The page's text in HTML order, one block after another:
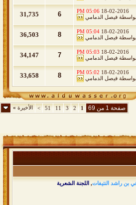
18-02-2016
05:06 PM
بواسطة فيصل الدمامي 6
31,735
18-02-2016
05:04 PM
بواسطة فيصل الدمامي 8
36,503
18-02-2016
05:03 PM
بواسطة فيصل الدمامي 7
34,147
18-02-2016
05:02 PM
بواسطة فيصل الدمامي 8
33,658
صفحة 1 من 69 1
2
3
11
51
> الأخيرة»
بن راشد النتيفات, اللجنة الشعرية